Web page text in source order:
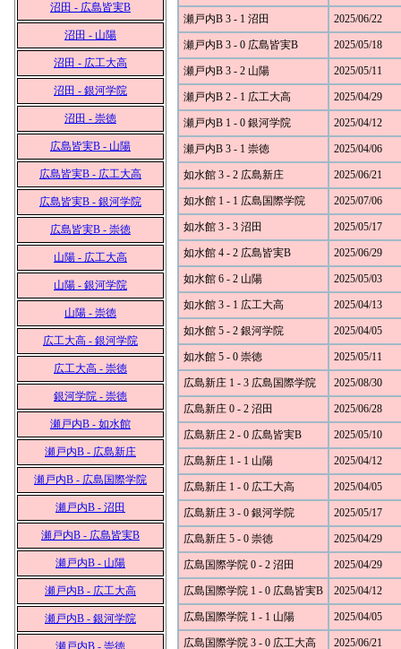
沼田 - 広島皆実B
沼田 - 山陽
沼田 - 広工大高
沼田 - 銀河学院
沼田 - 崇徳
広島皆実B - 山陽
広島皆実B - 広工大高
広島皆実B - 銀河学院
広島皆実B - 崇徳
山陽 - 広工大高
山陽 - 銀河学院
山陽 - 崇徳
広工大高 - 銀河学院
広工大高 - 崇徳
銀河学院 - 崇徳
瀬戸内B - 如水館
瀬戸内B - 広島新庄
瀬戸内B - 広島国際学院
瀬戸内B - 沼田
瀬戸内B - 広島皆実B
瀬戸内B - 山陽
瀬戸内B - 広工大高
瀬戸内B - 銀河学院
瀬戸内B - 崇徳
瀬戸内B 3 - 1 沼田 2025/06/22
瀬戸内B 3 - 0 広島皆実B 2025/05/18
瀬戸内B 3 - 2 山陽 2025/05/11
瀬戸内B 2 - 1 広工大高 2025/04/29
瀬戸内B 1 - 0 銀河学院 2025/04/12
瀬戸内B 3 - 1 崇徳 2025/04/06
如水館 3 - 2 広島新庄 2025/06/21
如水館 1 - 1 広島国際学院 2025/07/06
如水館 3 - 3 沼田 2025/05/17
如水館 4 - 2 広島皆実B 2025/06/29
如水館 6 - 2 山陽 2025/05/03
如水館 3 - 1 広工大高 2025/04/13
如水館 5 - 2 銀河学院 2025/04/05
如水館 5 - 0 崇徳 2025/05/11
広島新庄 1 - 3 広島国際学院 2025/08/30
広島新庄 0 - 2 沼田 2025/06/28
広島新庄 2 - 0 広島皆実B 2025/05/10
広島新庄 1 - 1 山陽 2025/04/12
広島新庄 1 - 0 広工大高 2025/04/05
広島新庄 3 - 0 銀河学院 2025/05/17
広島新庄 5 - 0 崇徳 2025/04/29
広島国際学院 0 - 2 沼田 2025/04/29
広島国際学院 1 - 0 広島皆実B 2025/04/12
広島国際学院 1 - 1 山陽 2025/04/05
広島国際学院 3 - 0 広工大高 2025/06/21